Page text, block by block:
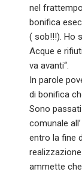
nel
bonifica
( sob!!!). Ho
Acque e
va avanti“.
In parole
di bonifica
Sono
comunale
entro la fine
ammette